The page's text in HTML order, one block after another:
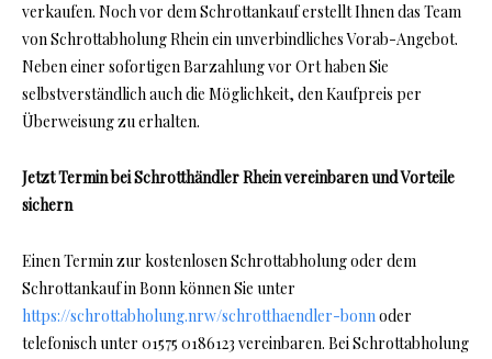
verkaufen. Noch vor dem Schrottankauf erstellt Ihnen das Team
von Schrottabholung Rhein ein unverbindliches Vorab-Angebot.
Neben einer sofortigen Barzahlung vor Ort haben Sie
selbstverständlich auch die Möglichkeit, den Kaufpreis per
Überweisung zu erhalten.
Jetzt Termin bei Schrotthändler Rhein vereinbaren und Vorteile
sichern
Einen Termin zur kostenlosen Schrottabholung oder dem
Schrottankauf in Bonn können Sie unter
https://schrottabholung.nrw/schrotthaendler-bonnoder
telefonisch unter 01575 0186123 vereinbaren. Bei Schrottabholung